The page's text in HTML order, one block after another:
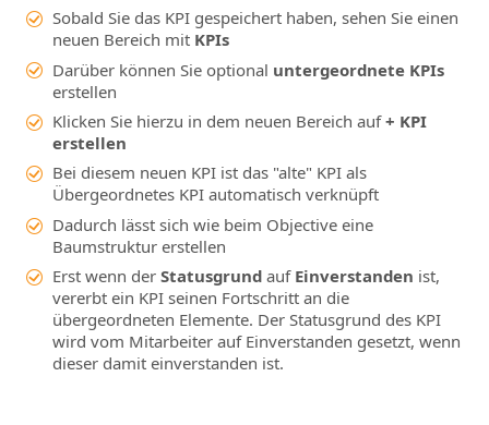
Sobald Sie das KPI gespeichert haben, sehen Sie einen
neuen Bereich mit KPIs
Darüber können Sie optional untergeordnete KPIs
erstellen
Klicken Sie hierzu in dem neuen Bereich auf+ KPI
erstellen
Bei diesem neuen KPI ist das "alte" KPI als
Übergeordnetes KPI automatisch verknüpft
Dadurch lässt sich wie beim Objective eine
Baumstruktur erstellen
Erst wenn der Statusgrund auf Einverstanden ist,
vererbt ein KPI seinen Fortschritt an die
übergeordneten Elemente. Der Statusgrund des KPI
wird vom Mitarbeiter auf Einverstanden gesetzt, wenn
dieser damit einverstanden ist.